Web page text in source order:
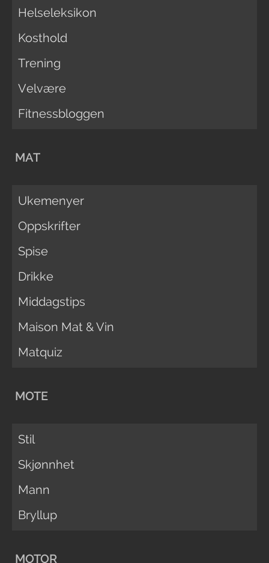
Helseleksikon
Kosthold
Trening
Velvære
Fitnessbloggen
MAT
Ukemenyer
Oppskrifter
Spise
Drikke
Middagstips
Maison Mat & Vin
Matquiz
MOTE
Stil
Skjønnhet
Mann
Bryllup
MOTOR